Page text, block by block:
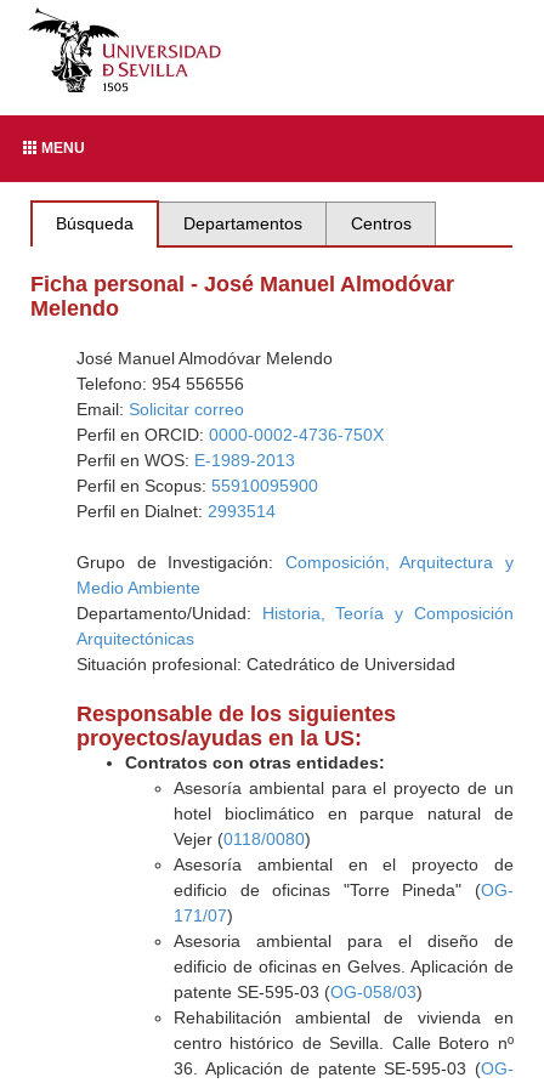
MENU
Búsqueda Departamentos Centros
Ficha personal - José Manuel Almodóvar
Melendo
José Manuel Almodóvar Melendo
Telefono: 954 556556
Email: Solicitar correo
Perfil en ORCID: 0000-0002-4736-750X
Perfil en WOS: E-1989-2013
Perfil en Scopus: 55910095900
Perfil en Dialnet: 2993514
Grupo de Investigación: Composición, Arquitectura y
Medio Ambiente
Departamento/Unidad: Historia, Teoría y Composición
Arquitectónicas
Situación profesional: Catedrático de Universidad
Responsable de los siguientes
proyectos/ayudas en la US:
Contratos con otras entidades:
Asesoría ambiental para el proyecto de un
hotel bioclimático en parque natural de
Vejer (0118/0080)
Asesoría ambiental en el proyecto de
edificio de oficinas "Torre Pineda" (OG-
171/07)
Asesoria ambiental para el diseño de
edificio de oficinas en Gelves. Aplicación de
patente SE-595-03 (OG-058/03)
Rehabilitación ambiental de vivienda en
centro histórico de Sevilla. Calle Botero nº
36. Aplicación de patente SE-595-03 (OG-